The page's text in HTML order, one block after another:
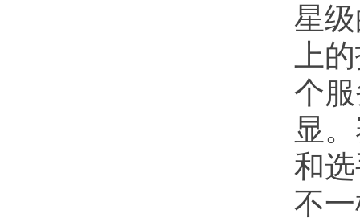
星
上
个
显
和
不